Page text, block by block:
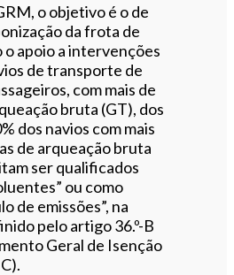
o objetivo é o de
da frota de
apoio a intervenções
de transporte de
com mais de
bruta (GT), dos
dos navios com mais
de arqueação bruta
ser qualificados
ou como
de emissões”, na
pelo artigo 36.º-B
Geral de Isenção